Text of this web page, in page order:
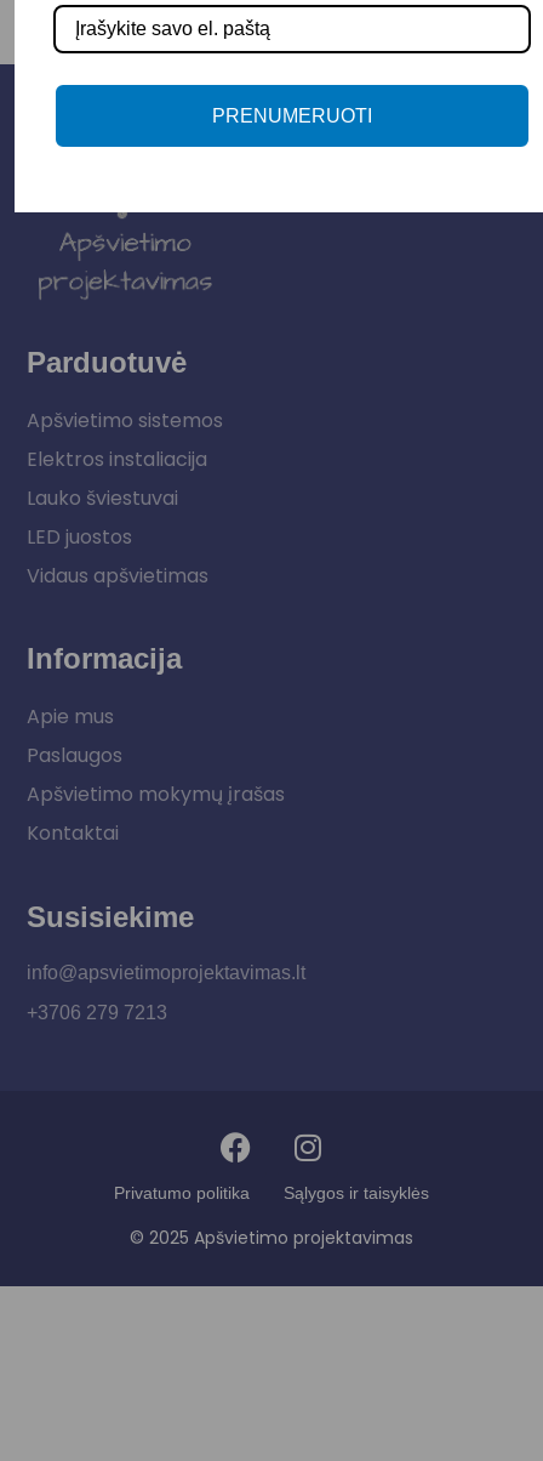
Parduotuvė
Apšvietimo sistemos
Elektros instaliacija
Lauko šviestuvai
LED juostos
Vidaus apšvietimas
Informacija
Apie mus
Paslaugos
Apšvietimo mokymų įrašas
Kontaktai
Susisiekime
info@apsvietimoprojektavimas.lt
+3706 279 7213
Privatumo politika Sąlygos ir taisyklės
© 2025 Apšvietimo projektavimas
PRENUMERUOTI